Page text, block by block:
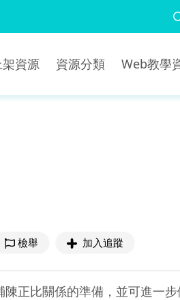
資源 資源分類 Web教學
檢舉 加入追蹤
正比關係的準備，並可進一